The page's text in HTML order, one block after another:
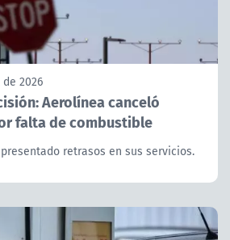
2026
Aerolínea canceló
falta de combustible
retrasos en sus servicios.